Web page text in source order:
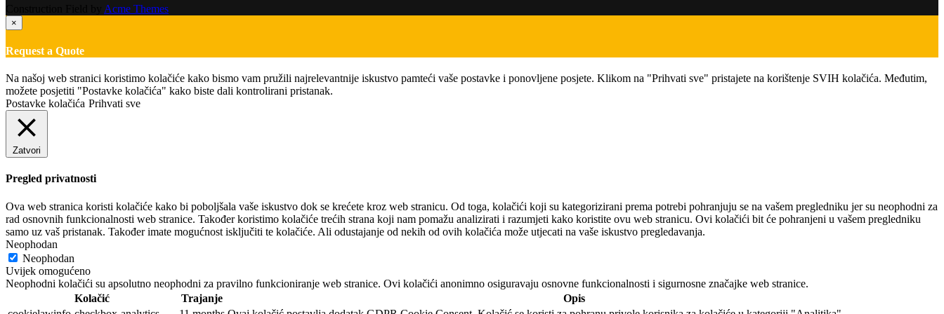
Acme Themes
×
Request a Quote
Na našoj web stranici koristimo kolačiće kako bismo vam pružili najrelevantnije iskustvo pamteći vaše postavke i ponovljene posjete. Klikom na "Prihvati sve" pristajete na korištenje SVIH kolačića. Međutim,
možete posjetiti "Postavke kolačića" kako biste dali kontrolirani pristanak.
Postavke kolačića Prihvati sve
Zatvori
Pregled privatnosti
Ova web stranica koristi kolačiće kako bi poboljšala vaše iskustvo dok se krećete kroz web stranicu. Od toga, kolačići koji su kategorizirani prema potrebi pohranjuju se na vašem pregledniku jer su neophodni za
rad osnovnih funkcionalnosti web stranice. Također koristimo kolačiće trećih strana koji nam pomažu analizirati i razumjeti kako koristite ovu web stranicu. Ovi kolačići bit će pohranjeni u vašem pregledniku
samo uz vaš pristanak. Također imate mogućnost isključiti te kolačiće. Ali odustajanje od nekih od ovih kolačića može utjecati na vaše iskustvo pregledavanja.
Neophodan
Neophodan
Uvijek omogućeno
Neophodni kolačići su apsolutno neophodni za pravilno funkcioniranje web stranice. Ovi kolačići anonimno osiguravaju osnovne funkcionalnosti i sigurnosne značajke web stranice.
Kolačić
Trajanje
Opis